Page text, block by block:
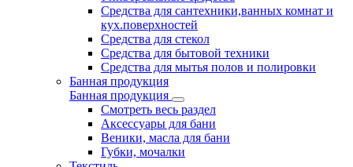
Средства для сантехники,ванных комнат и
кух.поверхностей
Средства для стекол
Средства для бытовой техники
Средства для мытья полов и полировки
Банная продукция
Банная продукция
Смотреть весь раздел
Аксессуары для бани
Веники, масла для бани
Губки, мочалки